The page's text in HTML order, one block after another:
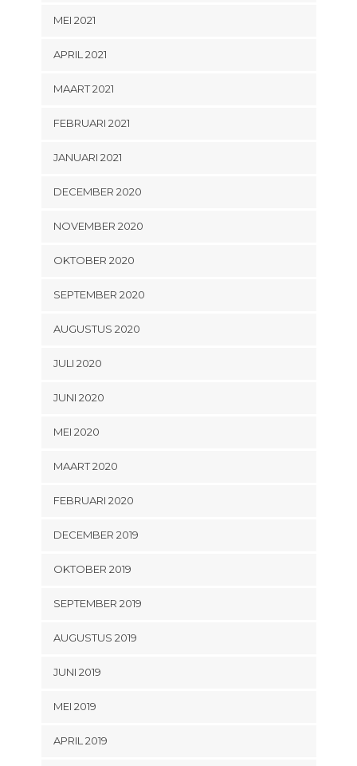
MEI 2021
APRIL 2021
MAART 2021
FEBRUARI 2021
JANUARI 2021
DECEMBER 2020
NOVEMBER 2020
OKTOBER 2020
SEPTEMBER 2020
AUGUSTUS 2020
JULI 2020
JUNI 2020
MEI 2020
MAART 2020
FEBRUARI 2020
DECEMBER 2019
OKTOBER 2019
SEPTEMBER 2019
AUGUSTUS 2019
JUNI 2019
MEI 2019
APRIL 2019